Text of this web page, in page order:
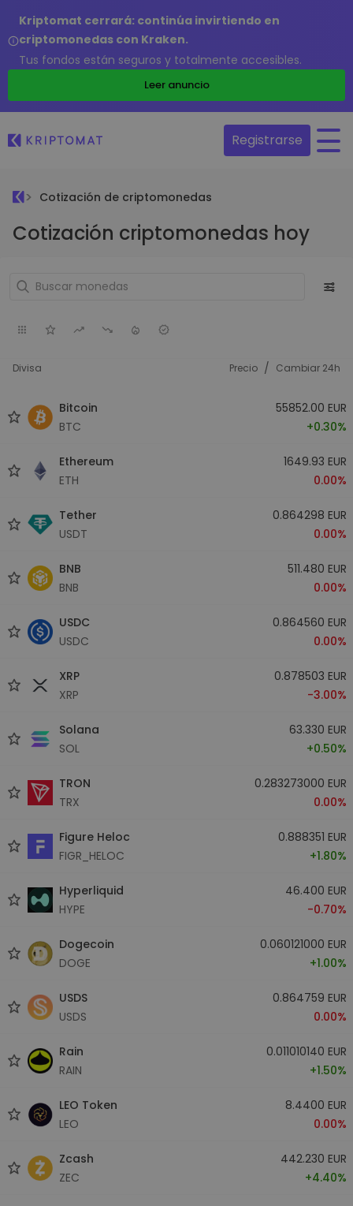
Kriptomat cerrará: continúa invirtiendo en
criptomonedas con Kraken.
Tus fondos están seguros y totalmente accesibles.
Leer anuncio
Registrarse
Cotización de criptomonedas
Cotización criptomonedas hoy
Divisa Precio / Cambiar 24h
Bitcoin
BTC
55852.00 EUR
+0.30%
Ethereum
ETH
1649.93 EUR
0.00%
Tether
USDT
0.864298 EUR
0.00%
BNB
BNB
511.480 EUR
0.00%
USDC
USDC
0.864560 EUR
0.00%
XRP
XRP
0.878503 EUR
-3.00%
Solana
SOL
63.330 EUR
+0.50%
TRON
TRX
0.283273000 EUR
0.00%
Figure Heloc
FIGR_HELOC
0.888351 EUR
+1.80%
Hyperliquid
HYPE
46.400 EUR
-0.70%
Dogecoin
DOGE
0.060121000 EUR
+1.00%
USDS
USDS
0.864759 EUR
0.00%
Rain
RAIN
0.011010140 EUR
+1.50%
LEO Token
LEO
8.4400 EUR
0.00%
Zcash
ZEC
442.230 EUR
+4.40%